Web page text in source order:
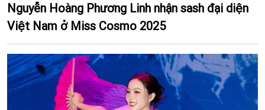
Nguyễn Hoàng Phương Linh nhận sash đại diện
Việt Nam ở Miss Cosmo 2025